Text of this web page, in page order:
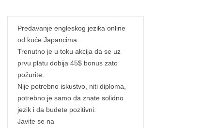
Predavanje engleskog jezika online
od kuće Japancima.
Trenutno je u toku akcija da se uz
prvu platu dobija 45$ bonus zato
požurite.
Nije potrebno iskustvo, niti diploma,
potrebno je samo da znate solidno
jezik i da budete pozitivni.
Javite se na